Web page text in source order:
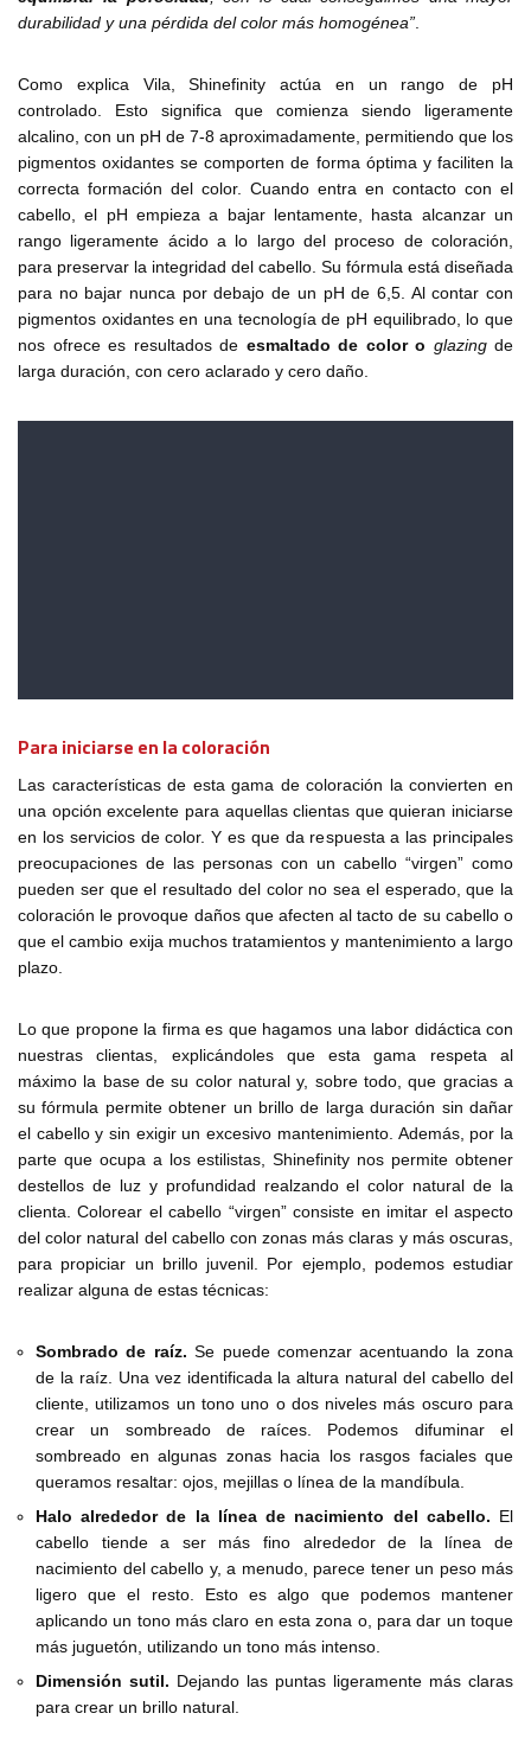
durabilidad y una pérdida del color más homogénea”
Como explica Vila, Shinefinity actúa en un rango de pH
controlado. Esto significa que comienza siendo ligeramente
alcalino, con un pH de 7-8 aproximadamente, permitiendo que los
pigmentos oxidantes se comporten de forma óptima y faciliten la
correcta formación del color. Cuando entra en contacto con el
cabello, el pH empieza a bajar lentamente, hasta alcanzar un
rango ligeramente ácido a lo largo del proceso de coloración,
para preservar la integridad del cabello. Su fórmula está diseñada
para no bajar nunca por debajo de un pH de 6,5. Al contar con
pigmentos oxidantes en una tecnología de pH equilibrado, lo que
nos ofrece es resultados de esmaltado de color o glazing de
larga duración, con cero aclarado y cero daño.
Para iniciarse en la coloración
Las características de esta gama de coloración la convierten en
una opción excelente para aquellas clientas que quieran iniciarse
en los servicios de color. Y es que da respuesta a las principales
preocupaciones de las personas con un cabello “virgen” como
pueden ser que el resultado del color no sea el esperado, que la
coloración le provoque daños que afecten al tacto de su cabello o
que el cambio exija muchos tratamientos y mantenimiento a largo
plazo.
Lo que propone la firma es que hagamos una labor didáctica con
nuestras clientas, explicándoles que esta gama respeta al
máximo la base de su color natural y, sobre todo, que gracias a
su fórmula permite obtener un brillo de larga duración sin dañar
el cabello y sin exigir un excesivo mantenimiento. Además, por la
parte que ocupa a los estilistas, Shinefinity nos permite obtener
destellos de luz y profundidad realzando el color natural de la
clienta. Colorear el cabello “virgen” consiste en imitar el aspecto
del color natural del cabello con zonas más claras y más oscuras,
para propiciar un brillo juvenil. Por ejemplo, podemos estudiar
realizar alguna de estas técnicas:
Sombrado de raíz.Se puede comenzar acentuando la zona
de la raíz. Una vez identificada la altura natural del cabello del
cliente, utilizamos un tono uno o dos niveles más oscuro para
crear un sombreado de raíces. Podemos difuminar el
sombreado en algunas zonas hacia los rasgos faciales que
queramos resaltar: ojos, mejillas o línea de la mandíbula.
Halo alrededor de la línea de nacimiento del cabello.
El
cabello tiende a ser más fino alrededor de la línea de
nacimiento del cabello y, a menudo, parece tener un peso más
ligero que el resto. Esto es algo que podemos mantener
aplicando un tono más claro en esta zona o, para dar un toque
más juguetón, utilizando un tono más intenso.
Dimensión sutil. Dejando las puntas ligeramente más claras
para crear un brillo natural.